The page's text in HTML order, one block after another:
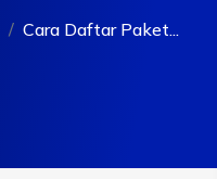
Cara Daftar Paket...